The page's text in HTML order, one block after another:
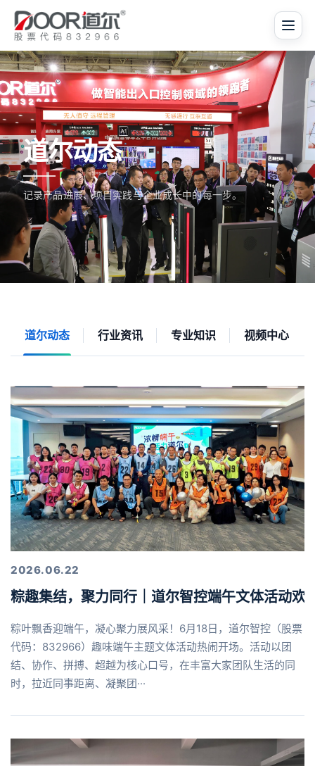
道尔动态
记录产品进展、项目实践与企业成长中的每一步。
道尔动态 行业资讯 专业知识 视频中心
2026.06.22
粽趣集结，聚力同行｜道尔智控端午文体活动欢
粽叶飘香迎端午，凝心聚力展风采！6月18日，道尔智控（股票
代码：832966）趣味端午主题文体活动热闹开场。活动以团
结、协作、拼搏、超越为核心口号，在丰富大家团队生活的同
时，拉近同事距离、凝聚团···